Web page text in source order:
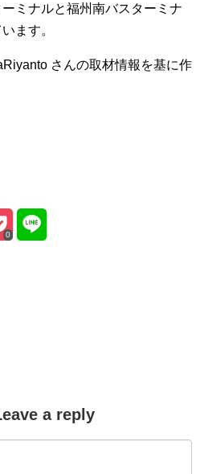
ミナルと福州南バスターミナ
ます。
さんの取材情報を基に作
0
a reply